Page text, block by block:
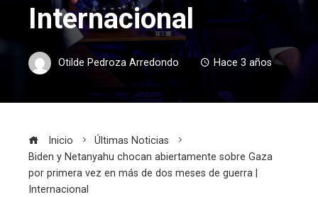
Internacional
Otilde Pedroza Arredondo Hace 3 años
Inicio
Últimas Noticias
Biden y Netanyahu chocan abiertamente sobre Gaza
por primera vez en más de dos meses de guerra |
Internacional